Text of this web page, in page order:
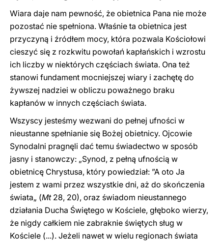
Wiara daje nam pewność, że obietnica Pana nie może
pozostać nie spełniona. Właśnie ta obietnica jest
przyczyną i źródłem mocy, która pozwala Kościołowi
cieszyć się z rozkwitu powołań kapłańskich i wzrostu
ich liczby w niektórych częściach świata. Ona też
stanowi fundament mocniejszej wiary i zachętę do
żywszej nadziei w obliczu poważnego braku
kapłanów w innych częściach świata.
Wszyscy jesteśmy wezwani do pełnej ufności w
nieustanne spełnianie się Bożej obietnicy. Ojcowie
Synodalni pragnęli dać temu świadectwo w sposób
jasny i stanowczy: „Synod, z pełną ufnością w
obietnicę Chrystusa, który powiedział: ”A oto Ja
jestem z wami przez wszystkie dni, aż do skończenia
świata„ (Mt28, 20), oraz świadom nieustannego
działania Ducha Świętego w Kościele, głęboko wierzy,
że nigdy całkiem nie zabraknie świętych sług w
Kościele (...). Jeżeli nawet w wielu regionach świata